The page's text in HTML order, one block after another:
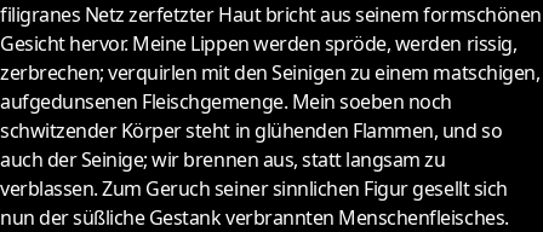
filigranes Netz zerfetzter Haut bricht aus seinem formschönen
Gesicht hervor. Meine Lippen werden spröde, werden rissig,
zerbrechen; verquirlen mit den Seinigen zu einem matschigen,
aufgedunsenen Fleischgemenge. Mein soeben noch
schwitzender Körper steht in glühenden Flammen, und so
auch der Seinige; wir brennen aus, statt langsam zu
verblassen. Zum Geruch seiner sinnlichen Figur gesellt sich
nun der süßliche Gestank verbrannten Menschenfleisches.